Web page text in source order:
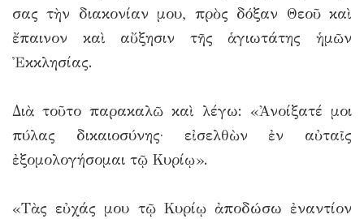
σας τὴν διακονίαν μου, πρὸς δόξαν Θεοῦ καὶ
ἔπαινον καὶ αὔξησιν τῆς ἁγιωτάτης ἡμῶν
Ἐκκλησίας.
Διὰ τοῦτο παρακαλῶ καὶ λέγω: «Ἀνοίξατέ μοι
πύλας δικαιοσύνης· εἰσελθὼν ἐν αὐταῖς
ἐξομολογήσομαι τῷ Κυρίῳ».
«Τὰς εὐχάς μου τῷ Κυρίῳ ἀποδώσω ἐναντίον